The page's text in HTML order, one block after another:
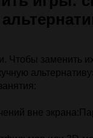
Чтобы заменить
вне